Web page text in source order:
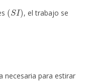
(SI)
, el trabajo se
necesaria para estirar